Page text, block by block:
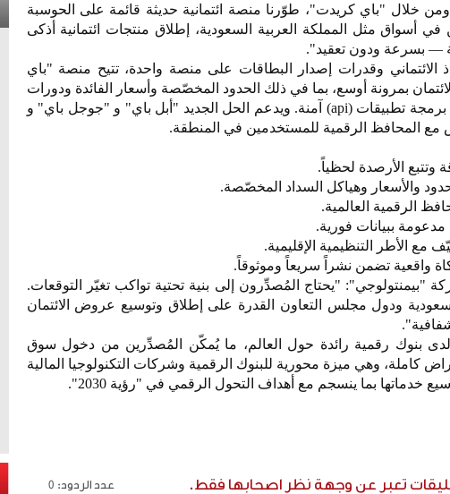
ومن خلال "باي كريدت"، طوّرنا منصة ائتمانية حديثة قائمة على الحوسبة
في أسواق مثل المملكة العربية السعودية، إطلاق منتجات ائتمانية أذكى
— بسرعة ودون تعقيد".
الائتماني وقدرات إصدار البطاقات على منصة واحدة، تتيح منصة "باي
بمرونة أوسع، بما في ذلك الحدود المخصّصة وأسعار الفائدة ودورات
الفوترة ونماذج السداد، وذلك عبر واجهة برمجة تطبيقات (api) آمنة. ويدعم الحل الجديد "أبل باي" و "جوجل باي" و
المحافظ الرقمية للمستخدمين في المنطقة.
الأرصدة لحظياً.
والأسعار وهياكل السداد المخصّصة.
الرقمية العالمية.
ببيانات فورية.
مع الأطر التنظيمية الإقليمية.
"بيمنتولوجي": "يحتاج المُصدِّرون إلى بنية تحتية تواكب تغيّر التوقعات.
ودول مجلس التعاون القدرة على إطلاق وتوسيع عروض الائتمان
بنوك رقمية رائدة حول العالم، ما يُمكّن المُصدِّرين من دخول سوق
كاملة، وهي ميزة محورية للبنوك الرقمية وشركات التكنولوجيا المالية
خدماتها بما ينسجم مع أهداف التحول الرقمي في "رؤية 2030".
تعبر عن وجهة نظر اصحابها فقط.
عدد الردود: 0